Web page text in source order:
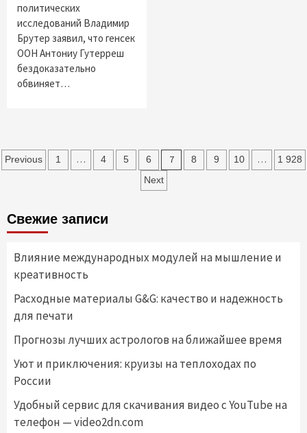
политических
исследований Владимир
Брутер заявил, что генсек
ООН Антониу Гутерреш
бездоказательно
обвиняет…
Пагинация
Previous 1 … 4 5 6 7 8 9 10 …
1 928
Next
Свежие записи
Влияние международных модулей на мышление и
креативность
Расходные материалы G&G: качество и надежность
для печати
Прогнозы лучших астрологов на ближайшее время
Уют и приключения: круизы на теплоходах по
России
Удобный сервис для скачивания видео с YouTube на
телефон — video2dn.com